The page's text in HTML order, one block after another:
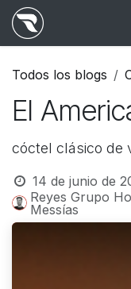
Ir al contenido
Todos los blogs
El
cóctel clásico de
14 de junio de
Reyes Grupo
Messías